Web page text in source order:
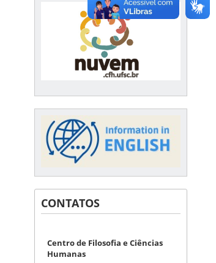
CONTATOS
Centro de Filosofia e Ciências
Humanas